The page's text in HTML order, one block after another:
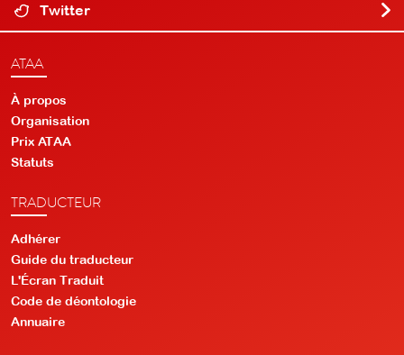
Twitter
ATAA
À propos
Organisation
Prix ATAA
Statuts
TRADUCTEUR
Adhérer
Guide du traducteur
L'Écran Traduit
Code de déontologie
Annuaire